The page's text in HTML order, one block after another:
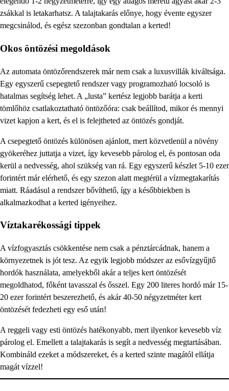
zsákkal is letakarhatsz. A talajtakarás előnye, hogy évente egyszer
megcsinálod, és egész szezonban gondtalan a kerted!
Okos öntözési megoldások
Az automata öntözőrendszerek már nem csak a luxusvillák kiváltsága.
Egy egyszerű csepegtető rendszer vagy programozható locsoló is
hatalmas segítség lehet. A „lusta” kertész legjobb barátja a kerti
tömlőhöz csatlakoztatható öntözőóra: csak beállítod, mikor és mennyi
vizet kapjon a kert, és el is felejtheted az öntözés gondját.
A csepegtető öntözés különösen ajánlott, mert közvetlenül a növény
gyökeréhez juttatja a vizet, így kevesebb párolog el, és pontosan oda
kerül a nedvesség, ahol szükség van rá. Egy egyszerű készlet 5-10 ezer
forintért már elérhető, és egy szezon alatt megtérül a vízmegtakarítás
miatt. Ráadásul a rendszer bővíthető, így a későbbiekben is
alkalmazkodhat a kerted igényeihez.
Víztakarékossági tippek
A vízfogyasztás csökkentése nem csak a pénztárcádnak, hanem a
környezetnek is jót tesz. Az egyik legjobb módszer az esővízgyűjtő
hordók használata, amelyekből akár a teljes kert öntözését
megoldhatod, főként tavasszal és ősszel. Egy 200 literes hordó már 15-
20 ezer forintért beszerezhető, és akár 40-50 négyzetméter kert
öntözését fedezheti egy eső után!
A reggeli vagy esti öntözés hatékonyabb, mert ilyenkor kevesebb víz
párolog el. Emellett a talajtakarás is segít a nedvesség megtartásában.
Kombináld ezeket a módszereket, és a kerted szinte magától ellátja
magát vízzel!